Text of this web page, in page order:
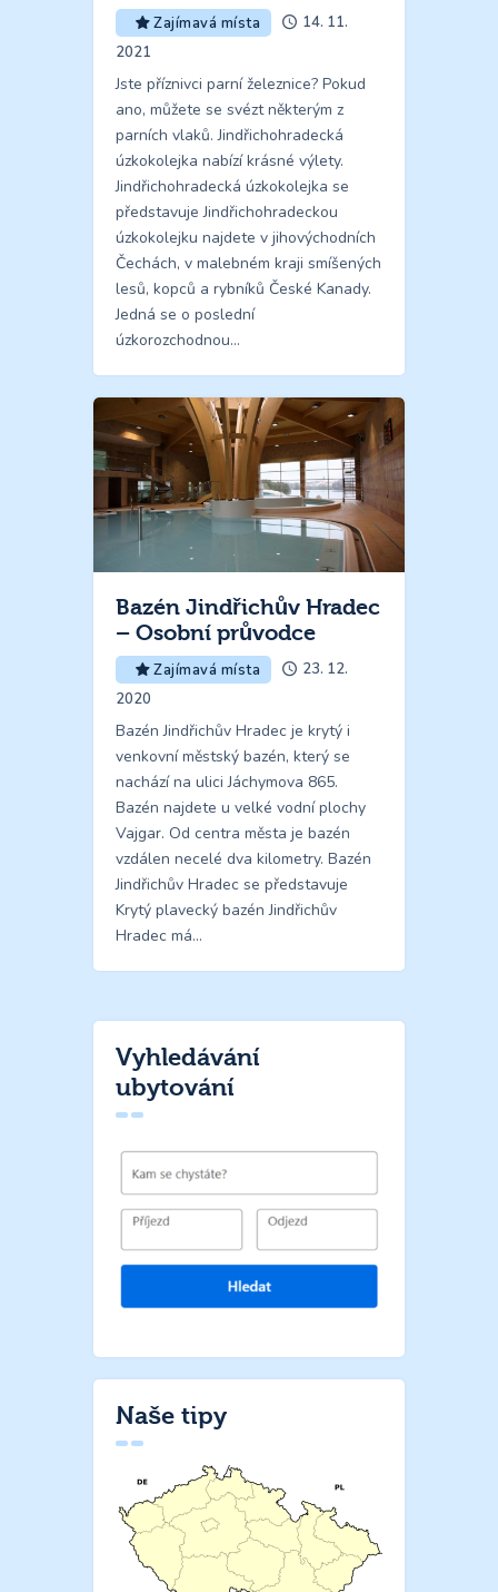
Zajímavá místa
14. 11.
2021
Jste příznivci parní železnice? Pokud
ano, můžete se svézt některým z
parních vlaků. Jindřichohradecká
úzkokolejka nabízí krásné výlety.
Jindřichohradecká úzkokolejka se
představuje Jindřichohradeckou
úzkokolejku najdete v jihovýchodních
Čechách, v malebném kraji smíšených
lesů, kopců a rybníků České Kanady.
Jedná se o poslední
úzkorozchodnou…
Bazén Jindřichův Hradec
– Osobní průvodce
Zajímavá místa
23. 12.
2020
Bazén Jindřichův Hradec je krytý i
venkovní městský bazén, který se
nachází na ulici Jáchymova 865.
Bazén najdete u velké vodní plochy
Vajgar. Od centra města je bazén
vzdálen necelé dva kilometry. Bazén
Jindřichův Hradec se představuje
Krytý plavecký bazén Jindřichův
Hradec má…
Vyhledávání
ubytování
Naše tipy